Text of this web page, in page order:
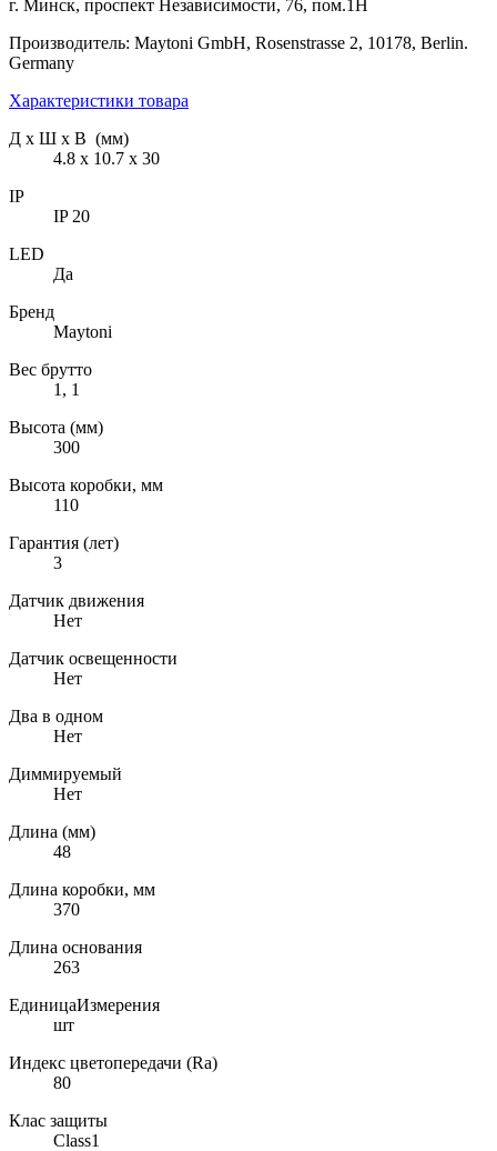
г. Минск, проспект Независимости, 76, пом.1Н
Производитель: Maytoni GmbH, Rosenstrasse 2, 10178, Berlin.
Germany
Характеристики товара
Д х Ш х В (мм)
4.8 х 10.7 х 30
IP
IP 20
LED
Да
Бренд
Maytoni
Вес брутто
1, 1
Высота (мм)
300
Высота коробки, мм
110
Гарантия (лет)
3
Датчик движения
Нет
Датчик освещенности
Нет
Два в одном
Нет
Диммируемый
Нет
Длина (мм)
48
Длина коробки, мм
370
Длина основания
263
ЕдиницаИзмерения
шт
Индекс цветопередачи (Ra)
80
Клас защиты
Class1